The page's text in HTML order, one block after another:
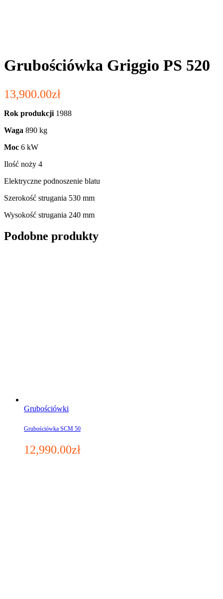
Grubościówka Griggio PS 520
13,900.00zł
Rok produkcji 1988
Waga 890 kg
Moc 6 kW
Ilość noży 4
Elektryczne podnoszenie blatu
Szerokość strugania 530 mm
Wysokość strugania 240 mm
Podobne produkty
Grubościówki
Grubościówka SCM 50
12,990.00zł